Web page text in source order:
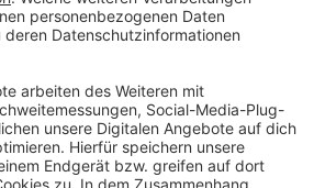
fehlt. Unter diesen 58.000
bei denen klar ist, dass sie
müssten. Aber solange bis sie
müssen sie versorgt werden.
müssen die Kommunen nach drei
zahlen. Gerade in solchen
Städte und Gemeinden in NRW